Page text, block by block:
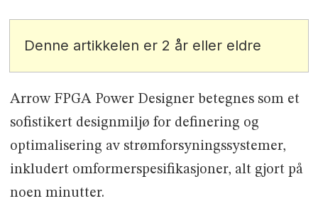
Denne artikkelen er 2 år eller eldre
Arrow FPGA Power Designer betegnes som et
sofistikert designmiljø for definering og
optimalisering av strømforsyningssystemer,
inkludert omformerspesifikasjoner, alt gjort på
noen minutter.